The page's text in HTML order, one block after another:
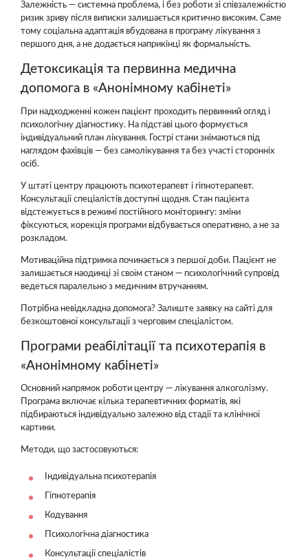
Залежність — системна проблема, і без роботи зі співзалежністю
ризик зриву після виписки залишається критично високим. Саме
тому соціальна адаптація вбудована в програму лікування з
першого дня, а не додається наприкінці як формальність.
Детоксикація та первинна медична
допомога в «Анонімному кабінеті»
При надходженні кожен пацієнт проходить первинний огляд і
психологічну діагностику. На підставі цього формується
індивідуальний план лікування. Гострі стани знімаються під
наглядом фахівців — без самолікування та без участі сторонніх
осіб.
У штаті центру працюють психотерапевт і гіпнотерапевт.
Консультації спеціалістів доступні щодня. Стан пацієнта
відстежується в режимі постійного моніторингу: зміни
фіксуються, корекція програми відбувається оперативно, а не за
розкладом.
Мотиваційна підтримка починається з першої доби. Пацієнт не
залишається наодинці зі своїм станом — психологічний супровід
ведеться паралельно з медичним втручанням.
Потрібна невідкладна допомога? Залиште заявку на сайті для
безкоштовної консультації з черговим спеціалістом.
Програми реабілітації та психотерапія в
«Анонімному кабінеті»
Основний напрямок роботи центру — лікування алкоголізму.
Програма включає кілька терапевтичних форматів, які
підбираються індивідуально залежно від стадії та клінічної
картини.
Методи, що застосовуються:
Індивідуальна психотерапія
Гіпнотерапія
Кодування
Психологічна діагностика
Консультації спеціалістів